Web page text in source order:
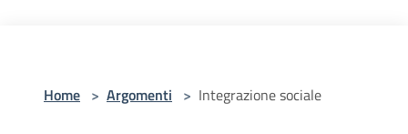
Home > Argomenti > Integrazione sociale